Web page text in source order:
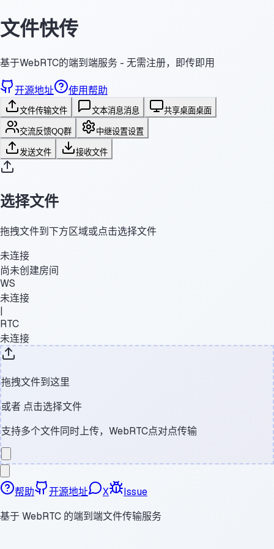
文件快传
基于WebRTC的端到端服务 - 无需注册，即传即用
开源地址 使用帮助
文件传输文件 文本消息消息 共享桌面桌面
交流反馈QQ群 中继设置设置
发送文件 接收文件
选择文件
拖拽文件到下方区域或点击选择文件
未连接
尚未创建房间
WS
未连接
|
RTC
未连接
拖拽文件到这里
或者 点击选择文件
支持多个文件同时上传，WebRTC点对点传输
帮助 开源地址 X
Issue
基于 WebRTC 的端到端文件传输服务